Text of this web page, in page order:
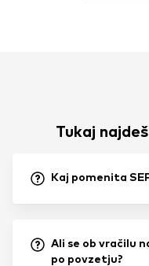
Tukaj
Kaj pomenita
Ali se ob vračilu
po povzetju?